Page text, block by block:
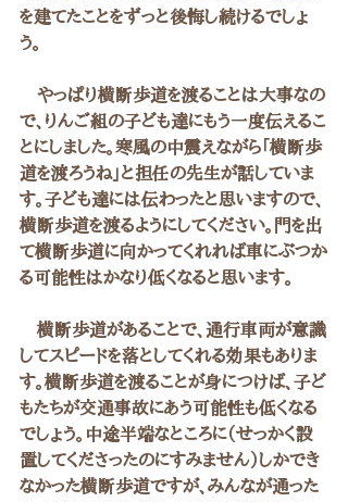
を建てたことをずっと後悔し続けるでしょ
う。
やっぱり横断歩道を渡ることは大事なの
で、りんご組の子ども達にもう一度伝えるこ
とにしました。寒風の中震えながら「横断歩
道を渡ろうね」と担任の先生が話していま
す。子ども達には伝わったと思いますので、
横断歩道を渡るようにしてください。門を出
て横断歩道に向かってくれれば車にぶつか
る可能性はかなり低くなると思います。
横断歩道があることで、通行車両が意識
してスピードを落としてくれる効果もありま
す。横断歩道を渡ることが身につけば、子ど
もたちが交通事故にあう可能性も低くなる
でしょう。中途半端なところに（せっかく設
置してくださったのにすみません）しかでき
なかった横断歩道ですが、みんなが通った